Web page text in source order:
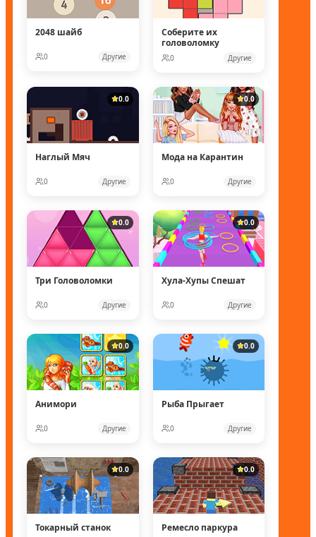
2048 шайб
0 Другие
Соберите их
головоломку
0 Другие
0.0
Наглый Мяч
0 Другие
0.0
Мода на Карантин
0 Другие
0.0
Три Головоломки
0 Другие
0.0
Хула-Хупы Спешат
0 Другие
0.0
Анимори
0 Другие
0.0
Рыба Прыгает
0 Другие
0.0
Токарный станок
0.0
Ремесло паркура